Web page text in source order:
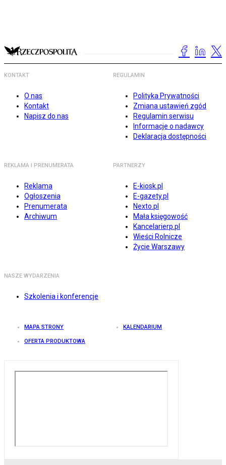
KONTAKT
O nas
Kontakt
Napisz do nas
REGULAMIN
Polityka Prywatności
Zmiana ustawień zgód
Regulamin serwisu
Informacje o nadawcy
Deklaracja dostępności
REKLAMA I PRENUMERATA
Reklama
Ogłoszenia
Prenumerata
Archiwum
PARTNERZY
E-kiosk.pl
E-gazety.pl
Nexto.pl
Mała księgowość
Kancelarierp.pl
Wieści Rolnicze
Życie Warszawy
NASZE WYDARZENIA
Szkolenia i konferencje
MAPA STRONY KALENDARIUM
OFERTA PRODUKTOWA